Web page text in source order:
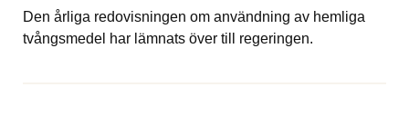
Den årliga redovisningen om användning av hemliga
tvångsmedel har lämnats över till regeringen.